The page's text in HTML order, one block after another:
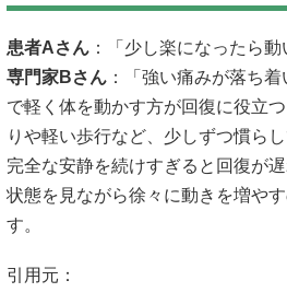
患者Aさん ：「少し楽になったら
専門家Bさん ：「強い痛みが落ち
で軽く体を動かす方が回復に役立
りや軽い歩行など、少しずつ慣ら
完全な安静を続けすぎると回復が
状態を見ながら徐々に動きを増や
す。
引用元：